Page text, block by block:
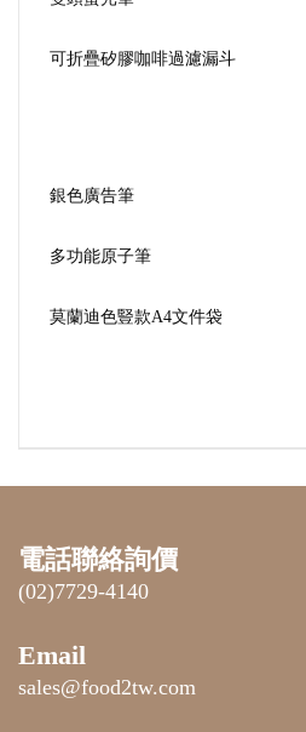
可折疊矽膠咖啡過濾漏斗
銀色廣告筆
多功能原子筆
莫蘭迪色豎款A4文件袋
電話聯絡詢價
(02)7729-4140
Email
sales@food2tw.com